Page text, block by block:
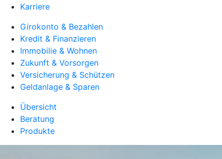
Karriere
Girokonto & Bezahlen
Kredit & Finanzieren
Immobilie & Wohnen
Zukunft & Vorsorgen
Versicherung & Schützen
Geldanlage & Sparen
Übersicht
Beratung
Produkte